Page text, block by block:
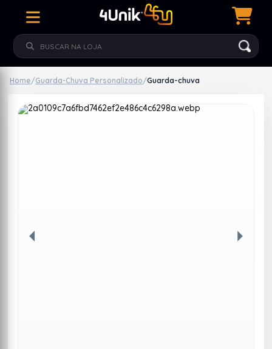
Home/Guarda-Chuva Personalizado/Guarda-chuva